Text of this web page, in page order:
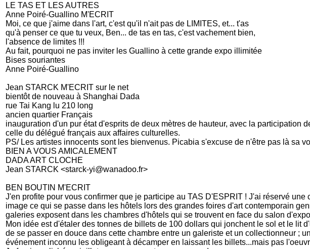
LE TAS ET LES AUTRES
Anne Poiré-Guallino M'ECRIT
Moi, ce que j'aime dans l'art, c'est qu'il n'ait pas de LIMITES, et... t'as
qu'à penser ce que tu veux, Ben... de tas en tas, c'est vachement bien,
l'absence de limites !!!
Au fait, pourquoi ne pas inviter les Guallino à cette grande expo illimitée
Bises souriantes
Anne Poiré-Guallino
Jean STARCK M'ECRIT sur le net
bientôt de nouveau à Shanghai Dada
rue Tai Kang lu 210 long
ancien quartier Français
inauguration d'un pur état d'esprits de deux mètres de hauteur, avec la
celle du délégué français aux affaires culturelles.
PS/ Les artistes innocents sont les bienvenus. Picabia s'excuse de n'être pas là sa
BIEN A VOUS AMICALEMENT
DADA ART CLOCHE
Jean STARCK <starck-yi@wanadoo.fr>
BEN BOUTIN M'ECRIT
J'en profite pour vous confirmer que je participe au TAS D'ESPRIT ! J'ai réservé
image ce qui se passe dans les hôtels lors des grandes foires d'art contemporain
galeries exposent dans les chambres d'hôtels qui se trouvent en face du salon
Mon idée est d'étaler des tonnes de billets de 100 dollars qui jonchent le sol et le lit
de se passer en douce dans cette chambre entre un galeriste et un collectionneur ; un
événement inconnu les obligeant à décamper en laissant les billets...mais pas